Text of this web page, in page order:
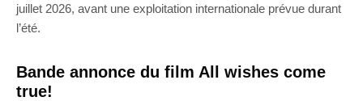
juillet 2026, avant une exploitation internationale prévue durant
l’été.
Bande annonce du film All wishes come
true!